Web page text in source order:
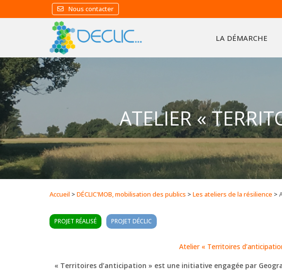
Nous contacter
LA DÉMARCHE
ATELIER «
Accueil > DÉCLIC'MOB, mobilisation des publics > Les ateliers de la résilience >
PROJET RÉALISÉ PROJET DÉCLIC
Atelier « Territoires
« Territoires d’anticipation » est une initiative engagée par